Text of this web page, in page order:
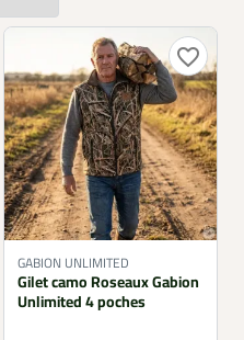
favorite_border
GABION UNLIMITED
Gilet camo Roseaux Gabion
Unlimited 4 poches